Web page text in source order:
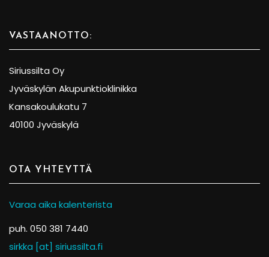
VASTAANOTTO:
Siriussilta Oy
Jyväskylän Akupunktioklinikka
Kansakoulukatu 7
40100 Jyväskylä
OTA YHTEYTTÄ
Varaa aika kalenterista
puh. 050 381 7440
sirkka [at] siriussilta.fi